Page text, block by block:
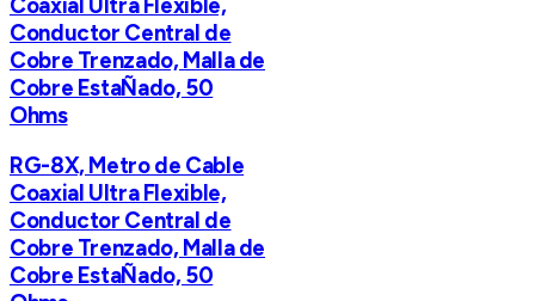
Conductor Central de
Cobre Trenzado, Malla de
Cobre EstaÑado, 50
Ohms
RG-8X, Metro de Cable
Coaxial Ultra Flexible,
Conductor Central de
Cobre Trenzado, Malla de
Cobre EstaÑado, 50